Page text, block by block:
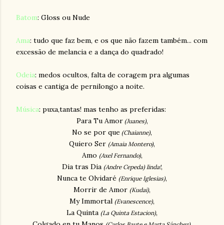
Batom: Gloss ou Nude
Ama: tudo que faz bem, e os que não fazem também... com
excessão de melancia e a dança do quadrado!
Odeia: medos ocultos, falta de coragem pra algumas
coisas e cantiga de pernilongo a noite.
Música: puxa,tantas! mas tenho as preferidas:
Para Tu Amor(Juanes),
No se por que (Chaianne),
Quiero Ser (Amaia Montero),
Amo (Axel Fernando),
Dia tras Dia (Andre Cepeda)linda!,
Nunca te Olvidaré (Enrique Iglesias),
Morrir de Amor (Kudai),
My Immortal (Evanescence),
La Quinta (La Quinta Estacion),